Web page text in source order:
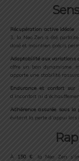
Récupération active idéale :
3, la Neo Zen a été
dosé et maintien précis
Adaptabilité aux variations
offre un bon dynamisme,
apporte une stabilité
Endurance et confort sur
d’inconfort ni
Adhérence assurée sous la
évitant la perte d’appui lors
À 150 € , la Neo Zen